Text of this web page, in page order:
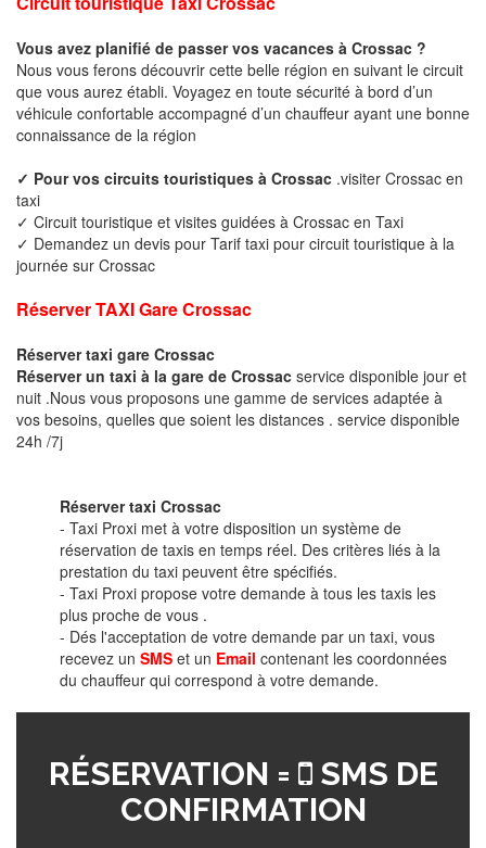
Vous avez planifié de passer vos vacances à Crossac ?
Nous vous ferons découvrir cette belle région en suivant le circuit
que vous aurez établi. Voyagez en toute sécurité à bord d’un
véhicule confortable accompagné d’un chauffeur ayant une bonne
connaissance de la région
✓ Pour vos circuits touristiques à Crossac .visiter Crossac en
taxi
✓ Circuit touristique et visites guidées à Crossac en Taxi
✓ Demandez un devis pour Tarif taxi pour circuit touristique à la
journée sur Crossac
Réserver TAXI Gare Crossac
Réserver taxi gare Crossac
Réserver un taxi à la gare de Crossac service disponible jour et
nuit .Nous vous proposons une gamme de services adaptée à
vos besoins, quelles que soient les distances . service disponible
24h /7j
Réserver taxi Crossac
- Taxi Proxi met à votre disposition un système de
réservation de taxis en temps réel. Des critères liés à la
prestation du taxi peuvent être spécifiés.
- Taxi Proxi propose votre demande à tous les taxis les
plus proche de vous .
- Dés l'acceptation de votre demande par un taxi, vous
recevez un SMS et un Email contenant les coordonnées
du chauffeur qui correspond à votre demande.
RÉSERVATION =
SMS DE
CONFIRMATION